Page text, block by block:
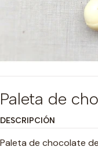
Paleta de
DESCRIPCIÓN
Paleta de chocolate